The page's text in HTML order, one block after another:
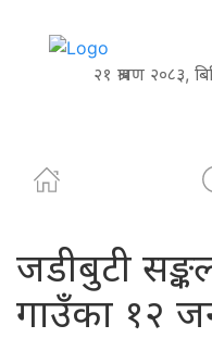
२१ श्रावण २०८३,
जडीबुटी
गाउँका १२